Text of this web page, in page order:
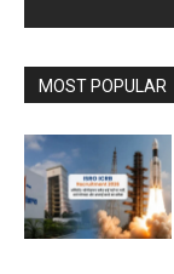
MOST POPULAR